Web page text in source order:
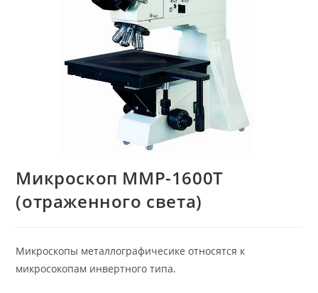
Микроскоп ММР-1600Т
(отраженного света)
Микроскопы металлографичесике относятся к
микросокопам инвертного типа.